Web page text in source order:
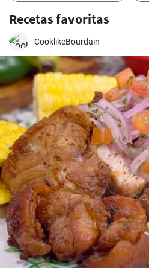
Recetas favoritas
CooklikeBourdain